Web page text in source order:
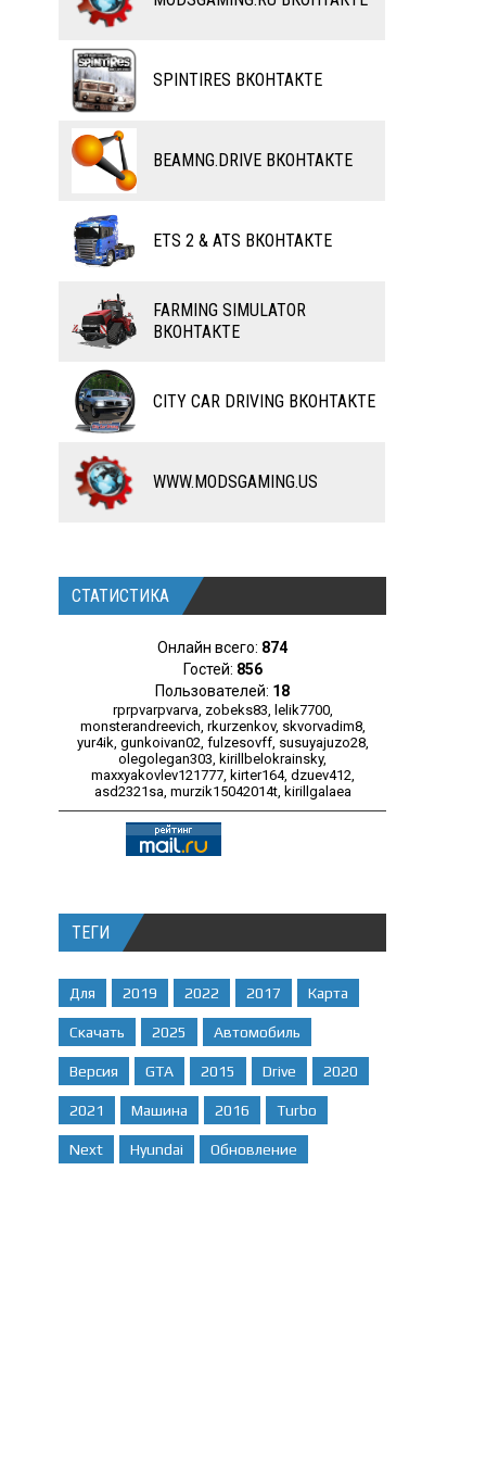
ВЕЛОСИПЕДЫ
ТАНКИ
ПОЕЗДА
ВОДНЫЙ ТРАНСПОРТ
САМОЛЕТЫ
RC ТРАНСПОРТ
КАРТЫ
ЧИТЫ
ПРОГРАММЫ
РАЗНОЕ
ТЮНИНГ
КАРТЫ SPINTIRES ВКОНТАКТЕ
BEAMNG.DRIVE ВКОНТАКТЕ
ETS 2 & ATS ВКОНТАКТЕ
FARMING SIMULATOR
ВКОНТАКТЕ
CITY CAR DRIVING ВКОНТАКТЕ
WWW.MODSGAMING.US
СТАТИСТИКА
Онлайн всего: 874
Гостей: 856
Пользователей: 18
rprpvarpvarva, zobeks83, lelik7700,
monsterandreevich, rkurzenkov, skvorvadim8,
yur4ik, gunkoivan02, fulzesovff, susuyajuzo28,
olegolegan303, kirillbelokrainsky,
maxxyakovlev121777, kirter164, dzuev412,
asd2321sa, murzik15042014t, kirillgalaea
ТЕГИ
Для 2019 2022 2017 Карта
Скачать 2025 Автомобиль
Версия GTA 2015 Drive 2020
2021 Машина 2016 Turbo
Next Hyundai Обновление